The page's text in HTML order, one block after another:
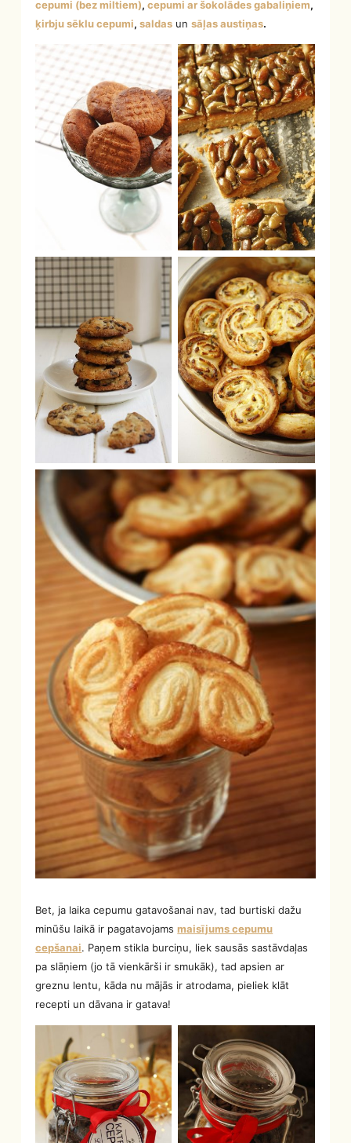
cepumi (bez miltiem),cepumi ar šokolādes gabaliņiem,
ķirbju sēklu cepumi,saldas unsāļas austiņas.
Bet, ja laika cepumu gatavošanai nav, tad burtiski dažu
minūšu laikā ir pagatavojamsmaisījums cepumu
cepšanai. Paņem stikla burciņu, liek sausās sastāvdaļas
pa slāņiem (jo tā vienkārši ir smukāk), tad apsien ar
greznu lentu, kāda nu mājās ir atrodama, pieliek klāt
recepti un dāvana ir gatava!